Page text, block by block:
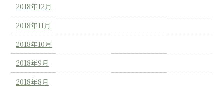
2018年12月
2018年11月
2018年10月
2018年9月
2018年8月